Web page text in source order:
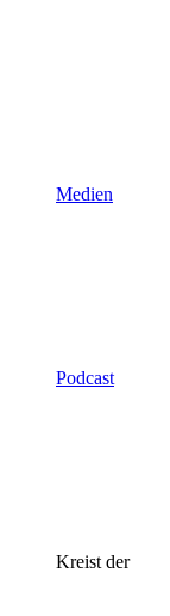
Medien
Podcast
Kreist der